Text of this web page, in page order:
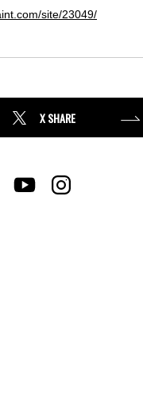
site/23049/
X SHARE